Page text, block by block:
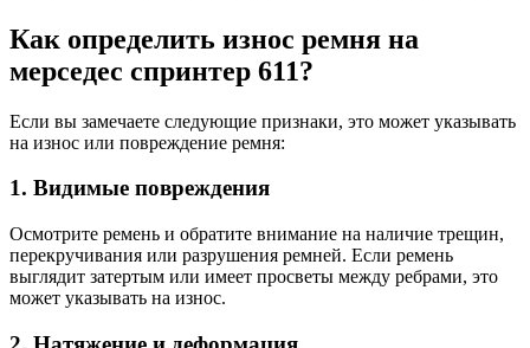
Как определить износ ремня на
мерседес спринтер 611?
Если вы замечаете следующие признаки, это может указывать
на износ или повреждение ремня:
1. Видимые повреждения
Осмотрите ремень и обратите внимание на наличие трещин,
перекручивания или разрушения ремней. Если ремень
выглядит затертым или имеет просветы между ребрами, это
может указывать на износ.